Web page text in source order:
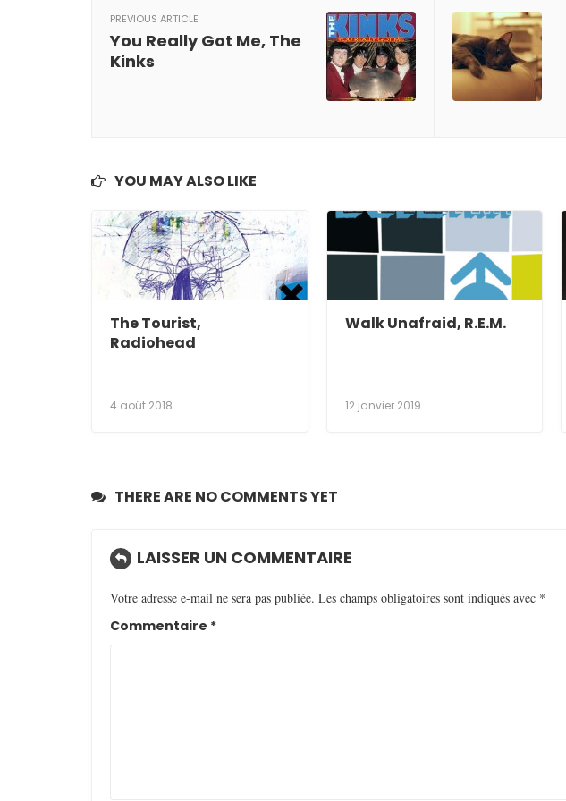
PREVIOUS ARTICLE
You Really Got Me, The
Kinks
YOU MAY ALSO LIKE
The Tourist,
Radiohead
4 août 2018
Walk Unafraid, R.E.M.
12 janvier 2019
THERE ARE NO COMMENTS YET
LAISSER UN COMMENTAIRE
Votre adresse e-mail ne sera pas publiée. Les champs obligatoires sont indiqués avec *
Commentaire *